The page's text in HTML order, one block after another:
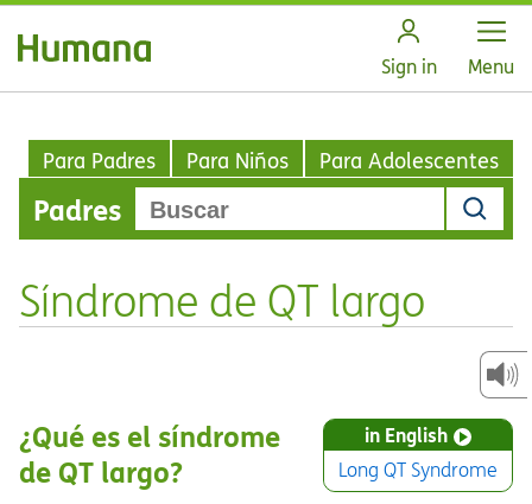
Sign in Open
Menu
Para Padres Para Niños Para Adolescentes
Padres
Síndrome de QT largo
in English
Long QT Syndrome
¿Qué es el síndrome
de QT largo?